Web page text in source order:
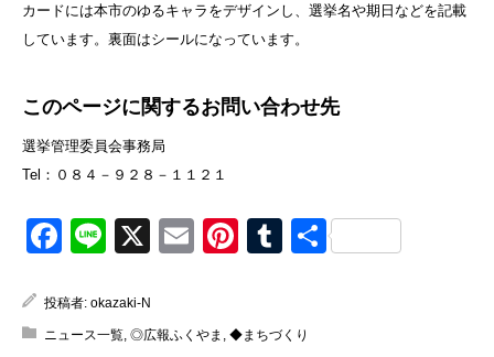
カードには本市のゆるキャラをデザインし、選挙名や期日などを記載
しています。裏面はシールになっています。
このページに関するお問い合わせ先
選挙管理委員会事務局
Tel：０８４－９２８－１１２１
Facebook
Line
X EmailPinterest
Tumblr
共
投稿者: okazaki-N
ニュース一覧 ◎広報ふくやま ◆まちづくり